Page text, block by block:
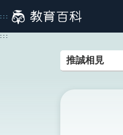
到
主
:::
:::